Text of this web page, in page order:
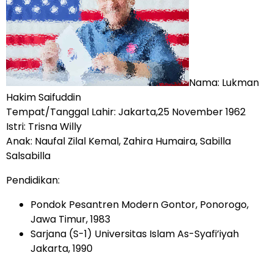
Nama: Lukman
Hakim Saifuddin
Tempat/Tanggal Lahir: Jakarta,25 November 1962
Istri: Trisna Willy
Anak: Naufal Zilal Kemal, Zahira Humaira, Sabilla
Salsabilla
Pendidikan:
Pondok Pesantren Modern Gontor, Ponorogo,
Jawa Timur, 1983
Sarjana (S-1) Universitas Islam As-Syafi’iyah
Jakarta, 1990